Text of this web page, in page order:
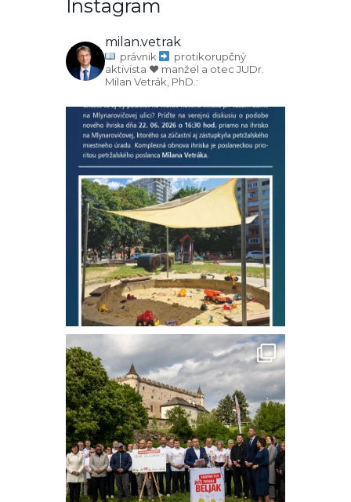
Instagram
milan.vetrak
právnik
protikorupčný
aktivista ♥️ manžel a otec JUDr.
Milan Vetrák, PhD.: